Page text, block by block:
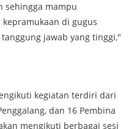
sehingga mampu
di gugus
jawab yang tinggi,"
kegiatan terdiri dari
dan 16 Pembina
mengikuti berbagai sesi